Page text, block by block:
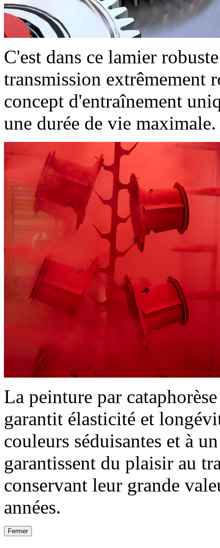
C'est dans ce lamier
transmission extrêmement
concept d'entraînement
une durée de vie maximale.
La peinture par
garantit élasticité et
couleurs séduisantes et à
garantissent du plaisir au
conservant leur grande
années.
Fermer